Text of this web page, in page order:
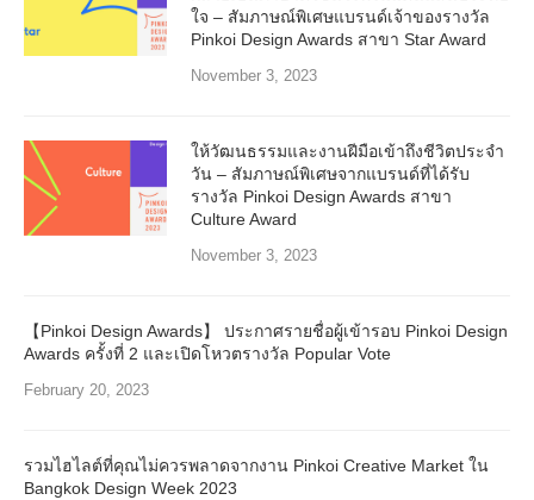
ใจ – สัมภาษณ์พิเศษแบรนด์เจ้าของรางวัล
Pinkoi Design Awards สาขา Star Award
November 3, 2023
ให้วัฒนธรรมและงานฝีมือเข้าถึงชีวิตประจำ
วัน – สัมภาษณ์พิเศษจากแบรนด์ที่ได้รับ
รางวัล Pinkoi Design Awards สาขา
Culture Award
November 3, 2023
【Pinkoi Design Awards】 ประกาศรายชื่อผู้เข้ารอบ Pinkoi Design
Awards ครั้งที่ 2 และเปิดโหวตรางวัล Popular Vote
February 20, 2023
รวมไฮไลต์ที่คุณไม่ควรพลาดจากงาน Pinkoi Creative Market ใน
Bangkok Design Week 2023